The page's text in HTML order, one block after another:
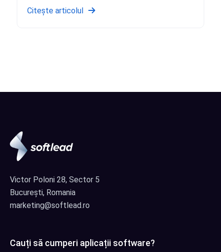
Citește articolul
Victor Poloni 28, Sector 5
București, Romania
marketing@softlead.ro
Cauți să cumperi aplicații software?